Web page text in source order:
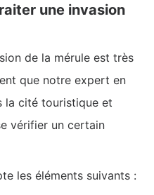
une invasion
de la mérule est très
que notre expert en
la cité touristique et
vérifier un certain
les éléments suivants :